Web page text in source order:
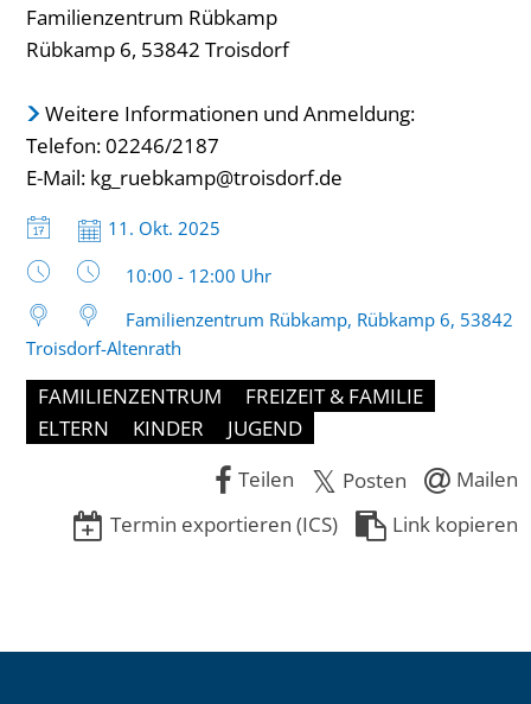
Familienzentrum Rübkamp
Rübkamp 6, 53842 Troisdorf
Weitere Informationen und Anmeldung:
Telefon: 02246/2187
E-Mail: kg_ruebkamp@troisdorf.de
Datum:
11. Okt. 2025
Uhrzeit:
10:00 - 12:00 Uhr
Familienzentrum Rübkamp, Rübkamp 6, 53842
Troisdorf-Altenrath
FAMILIENZENTRUM
FREIZEIT & FAMILIE
ELTERN
KINDER
JUGEND
Teilen
Posten
Mailen
Termin exportieren (ICS)
Link kopieren